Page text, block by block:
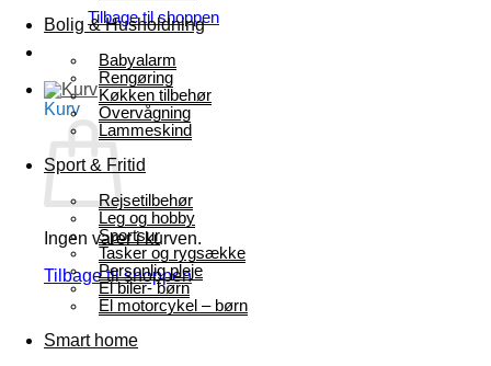
Tilbage til shoppen
Kurv
Ingen varer i kurven.
Tilbage til shoppen
Bolig & Husholdning
Babyalarm
Rengøring
Køkken tilbehør
Overvågning
Lammeskind
Sport & Fritid
Rejsetilbehør
Leg og hobby
Sportsur
Tasker og rygsække
Personlig pleje
El biler- børn
El motorcykel – børn
Smart home